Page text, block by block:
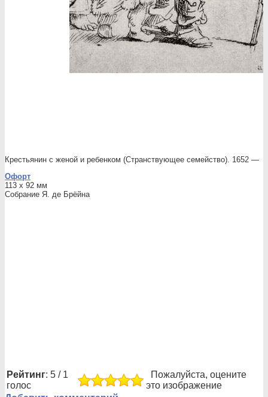
Крестьянин с женой и ребенком (Странствующее семейство). 1652 —
Офорт
113 x 92 мм
Собрание Я. де Брёйна
Рейтинг: 5 / 1
голос
Пожалуйста, оцените
это изображение